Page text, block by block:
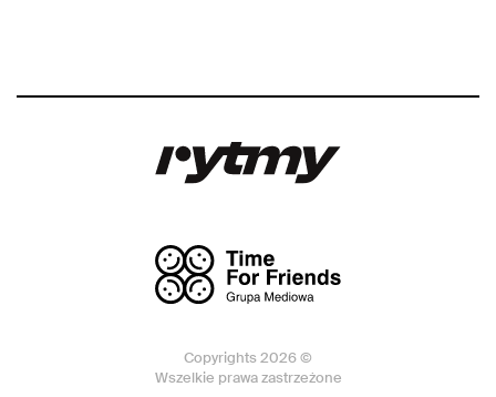
Copyrights 2026 ©
Wszelkie prawa zastrzeżone